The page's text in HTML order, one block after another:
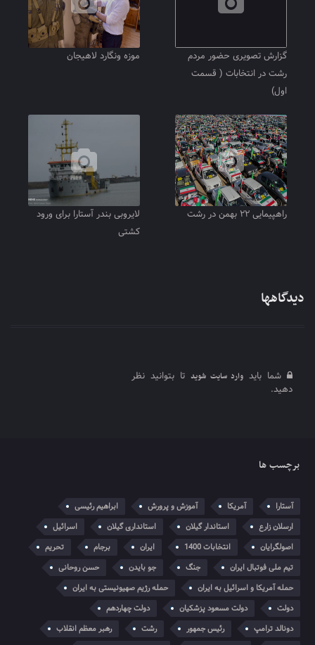
گزارش تصویری حضور مردم
رشت در انتخابات ( قسمت
اول)
موزه ونگارد لاهیجان
راهپیمایی ۲۲ بهمن در رشت‎
لایروبی بندر آستارا برای ورود
کشتی
دیدگاهها
شما باید وارد سایت شوید تا بتوانید نظر
دهید.
برچسب ها
آستارا آمریکا آموزش و پرورش
ابراهیم رئیسی
ارسلان زارع
استاندار گیلان استانداری گیلان
اسرائیل
اصولگرایان
انتخابات 1400 ایران برجام
تحریم
تیم ملی فوتبال ایران
جنگ جو بایدن
حسن روحانی
حمله آمریکا و اسرائیل به ایران
حمله رژیم صهیونیستی به ایران
دولت
دولت مسعود پزشکیان
دولت چهاردهم
دونالد ترامپ
رئیس جمهور رشت
رهبر معظم انقلاب